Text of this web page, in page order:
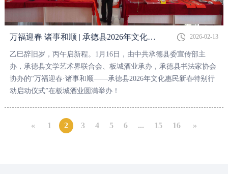
万福迎春 诸事和顺 | 承德县2026年文化惠民新春特别行动正式启动！ 2026-02-13
乙巳辞旧岁，丙午启新程。1月16日，由中共承德县委宣传部主
办，承德县文学艺术界联合会、板城酒业承办，承德县书法家协会
协办的“万福迎春·诸事和顺——承德县2026年文化惠民新春特别行
动启动仪式”在板城酒业圆满举办！
« 1 2 3 4 5 6 ... 15 16 »